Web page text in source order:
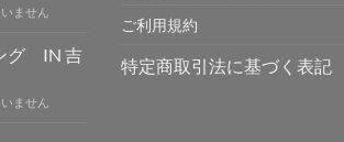
ません
グ IN 吉
ません
ご利用規約
特定商取引法に基づく表記